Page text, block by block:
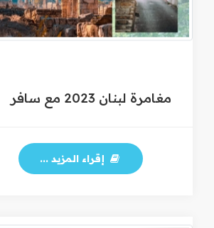
مغامرة لبنان 2023 مع سافر
إقراء المزيد ...